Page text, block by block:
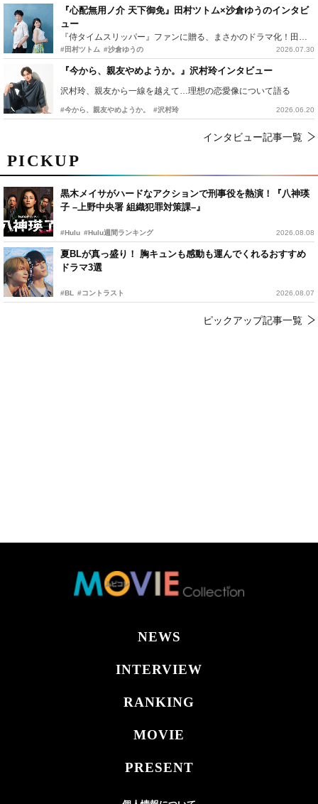
PICKUP
黒木メイサがハードなアクションで刑事役を熱演！『八神瑛
子 –上野中央署 組織犯罪対策課–』
#Hulu #Hulu週間ランキング 2026.08.08
夏BLが真っ盛り！ 胸キュンも感動も運んでくれるおすすめ
ドラマ3選
#BL #コントラスト 2026.08.07
ピックアップ記事一覧
『心配無用ノ介 天下御免』田村ツトム×沙倉ゆうのインタビ
ュー
『侍タイムスリッパー』ファンに贈る、まさかのドラマ化！田村ツトム×沙倉ゆうのが語る『心配無用ノ介』撮影秘話
#田村ツトム #沙倉ゆうの 2026.07.30
『今から、親友やめようか。』沢村玲インタビュー
沢村玲、親友から一線を越えて…理想の恋愛像について語る
#今から、親友やめようか。 #沢村玲 2026.06.20
インタビュー記事一覧
NEWS
INTERVIEW
RANKING
MOVIE
PRESENT